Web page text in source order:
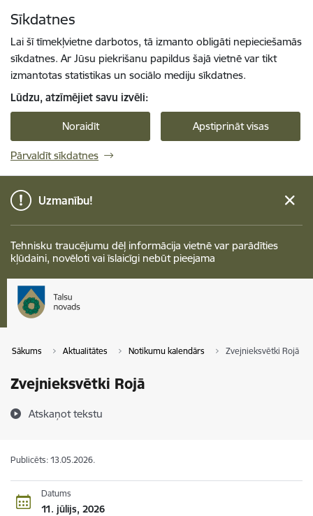
Sīkdatnes
Lai šī tīmekļvietne darbotos, tā izmanto obligāti nepieciešamās
sīkdatnes. Ar Jūsu piekrišanu papildus šajā vietnē var tikt
izmantotas statistikas un sociālo mediju sīkdatnes.
Lūdzu, atzīmējiet savu izvēli:
Noraidīt Apstiprināt visas
Pārvaldīt sīkdatnes
Uzmanību!
Tehnisku traucējumu dēļ informācija vietnē var parādīties
kļūdaini, novēloti vai īslaicīgi nebūt pieejama
Sākums Aktualitātes Notikumu kalendārs Zvejnieksvētki Rojā
Zvejnieksvētki Rojā
Atskaņot tekstu
Publicēts: 13.05.2026.
Datums
11. jūlijs, 2026